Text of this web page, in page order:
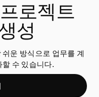
로젝트
성
운 방식으로 업무를 계
할 수 있습니다.